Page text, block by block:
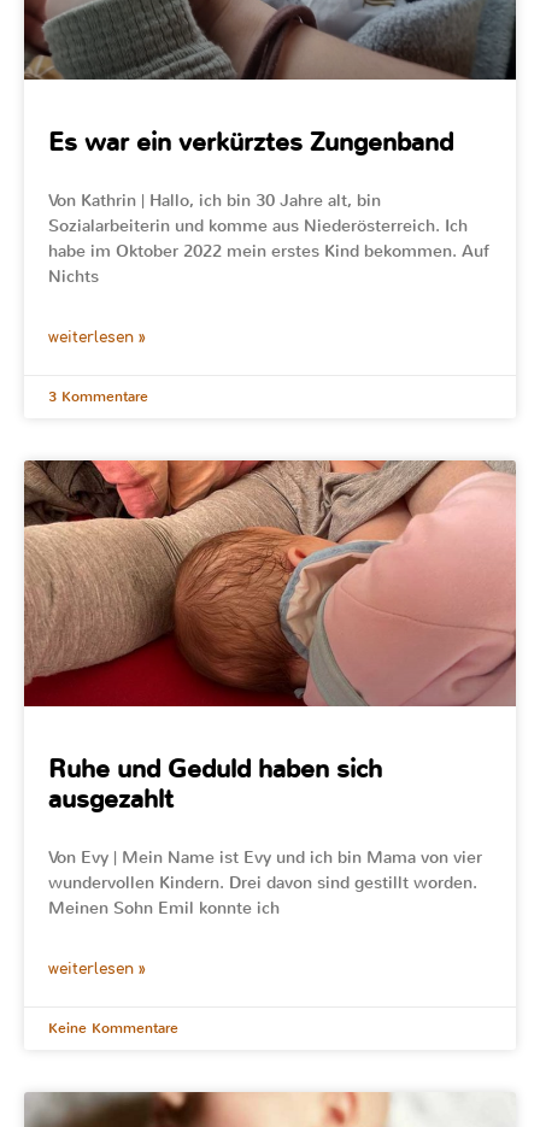
Es war ein verkürztes Zungenband
Von Kathrin | Hallo, ich bin 30 Jahre alt, bin
Sozialarbeiterin und komme aus Niederösterreich. Ich
habe im Oktober 2022 mein erstes Kind bekommen. Auf
Nichts
weiterlesen »
3 Kommentare
Ruhe und Geduld haben sich
ausgezahlt
Von Evy | Mein Name ist Evy und ich bin Mama von vier
wundervollen Kindern. Drei davon sind gestillt worden.
Meinen Sohn Emil konnte ich
weiterlesen »
Keine Kommentare